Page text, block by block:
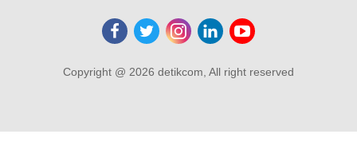
Copyright @ 2026 detikcom, All right reserved